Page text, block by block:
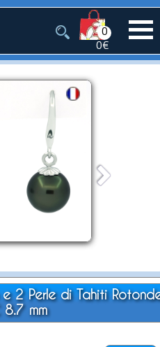
0
0€
2 Perle di Tahiti
8.7 mm